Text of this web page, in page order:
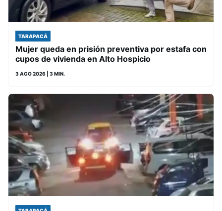
TARAPACÁ
Mujer queda en prisión preventiva por estafa con
cupos de vivienda en Alto Hospicio
3 AGO 2026 | 3 MIN.